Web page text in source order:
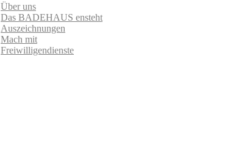
Über uns
Das BADEHAUS ensteht
Auszeichnungen
Mach mit
Freiwilligendienste